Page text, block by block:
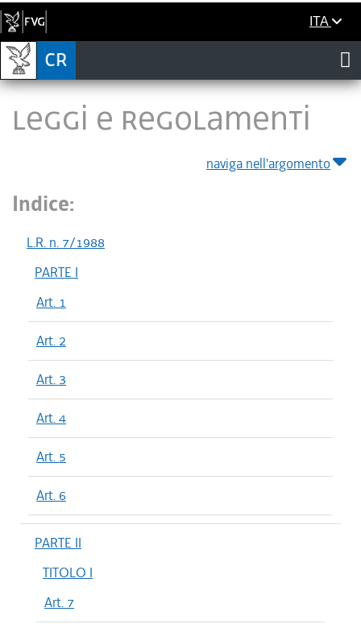
ITA
LEGGI E REGOLAMENTI
naviga nell'argomento
Indice:
L.R. n. 7/1988
PARTE I
Art. 1
Art. 2
Art. 3
Art. 4
Art. 5
Art. 6
PARTE II
TITOLO I
Art. 7